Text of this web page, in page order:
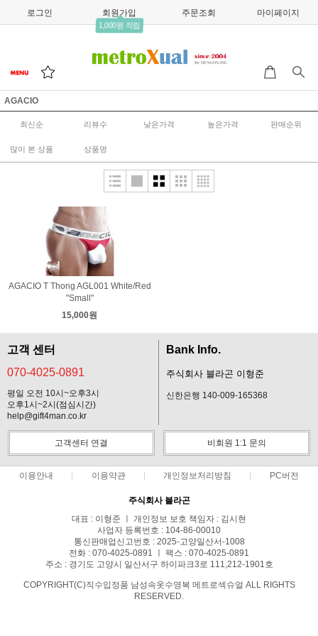
로그인 회원가입
1,000원 적립
주문조회 마이페이지
AGACIO
최신순 리뷰수 낮은가격 높은가격 판매순위
많이 본 상품 상품명
AGACIO T Thong AGL001 White/Red
"Small"
15,000원
고객 센터
070-4025-0891
평일 오전 10시~오후3시
오후1시~2시(점심시간)
help@gift4man.co.kr
Bank Info.
주식회사 블라곤 이형준
신한은행 140-009-165368
고객센터 연결 비회원 1:1 문의
이용안내 이용약관 개인정보처리방침 PC버전
주식회사 블라곤
대표 : 이형준 ㅣ 개인정보 보호 책임자 : 김시현
사업자 등록번호 : 104-86-00010
통신판매업신고번호 : 2025-고양일산서-1008
전화 : 070-4025-0891 ㅣ 팩스 : 070-4025-0891
주소 : 경기도 고양시 일산서구 하이파크3로 111,212-1901호
COPYRIGHT(C)직수입정품 남성속옷수영복 메트로섹슈얼 ALL RIGHTS
RESERVED.